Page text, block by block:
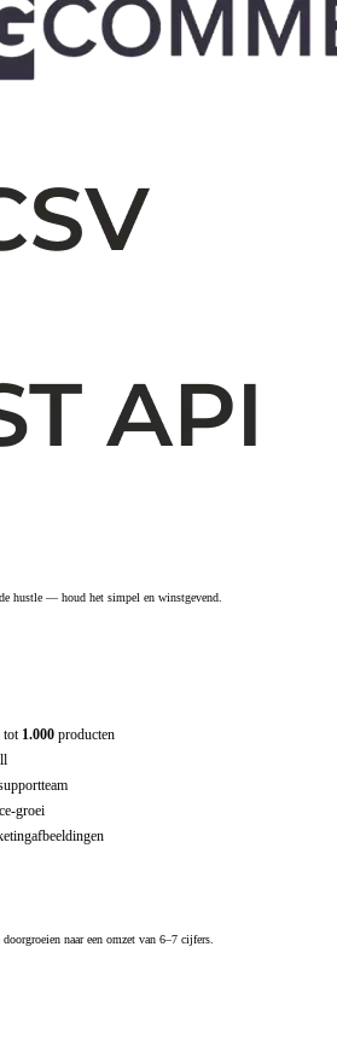
hustle — houd het simpel en winstgevend.
tot 1.000 producten
groei
naar een omzet van 6–7 cijfers.